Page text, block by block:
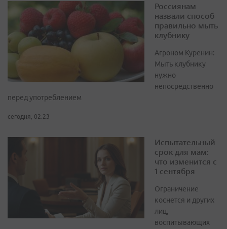
Россиянам
назвали способ
правильно мыть
клубнику
Агроном Куренин:
Мыть клубнику
нужно
непосредственно
перед употреблением
сегодня, 02:23
Испытательный
срок для мам:
что изменится с
1 сентября
Ограничение
коснется и других
лиц,
воспитывающих